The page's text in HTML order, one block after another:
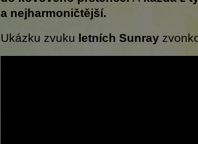
a nejharmoničtější.
Ukázku zvuku letních Sunray